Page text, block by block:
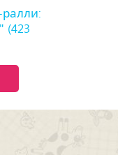
ралли:
(423